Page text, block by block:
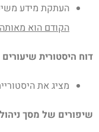
העתקת מידע
הקודם הוא
דוח היסטורית שיעורים
מציג את
שיפורים של מסך